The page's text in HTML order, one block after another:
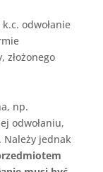
odwołanie
złożonego
np.
odwołaniu,
Należy jednak